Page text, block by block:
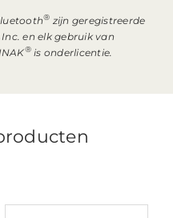
® zijn geregistreerde
en elk gebruik van
®is onderlicentie.